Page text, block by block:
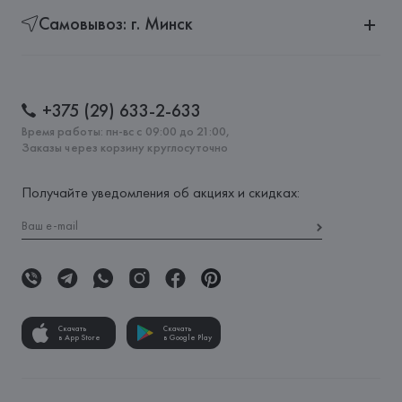
Самовывоз: г. Минск
+375 (29) 633-2-633
Время работы: пн-вс с 09:00 до 21:00,
Заказы через корзину круглосуточно
Получайте уведомления об акциях и скидках:
Скачать
в App Store
Скачать
в Google Play